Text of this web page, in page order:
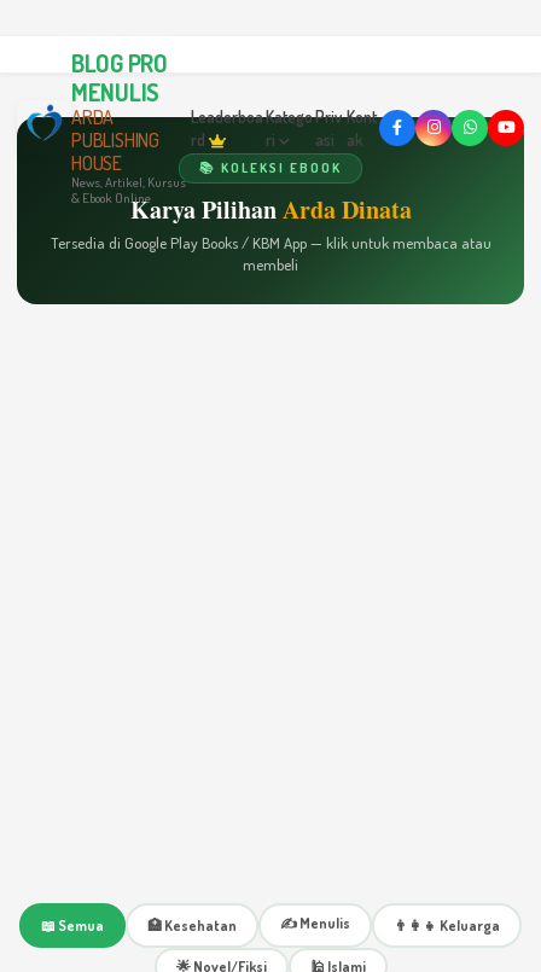
BLOG PRO
MENULIS
ARDA
PUBLISHING
HOUSE
News, Artikel, Kursus
& Ebook Online
Leaderboa
rd
Katego
ri
Priv
asi
Kont
ak
📚 KOLEKSI EBOOK
Karya PilihanArda Dinata
Tersedia di Google Play Books / KBM App — klik untuk membaca atau
membeli
📖 Semua 🏥 Kesehatan ✍️ Menulis 👨‍👩‍👧 Keluarga
🌟 Novel/Fiksi 🕌 Islami